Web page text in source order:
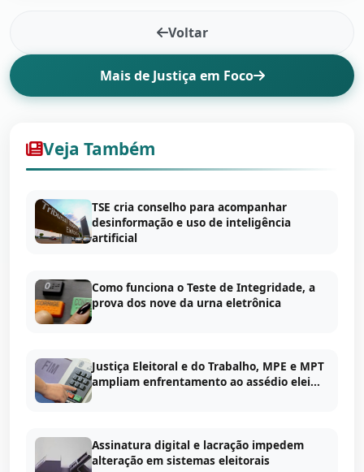
Voltar
Mais de Justiça em Foco
Veja Também
TSE cria conselho para acompanhar
desinformação e uso de inteligência
artificial
Como funciona o Teste de Integridade, a
prova dos nove da urna eletrônica
Justiça Eleitoral e do Trabalho, MPE e MPT
ampliam enfrentamento ao assédio elei...
Assinatura digital e lacração impedem
alteração em sistemas eleitorais